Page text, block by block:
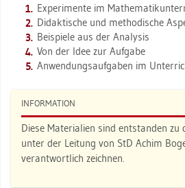
Ex­pe­ri­men­te im
Di­dak­ti­sche und me­tho­di­sche
Bei­spie­le aus der Ana­ly­sis
Von der Idee zur Auf­ga­be
An­wen­dungs­auf­ga­ben im
IN­FOR­MA­TI­ON
Diese Ma­te­ria­li­en sind ent­stan­den
unter der Lei­tung von StD Achim
ver­ant­wort­lich zeich­nen.